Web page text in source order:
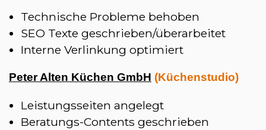
Technische Probleme behoben
SEO Texte geschrieben/überarbeitet
Interne Verlinkung optimiert
Peter Alten Küchen GmbH (Küchenstudio)
Leistungsseiten angelegt
Beratungs-Contents geschrieben